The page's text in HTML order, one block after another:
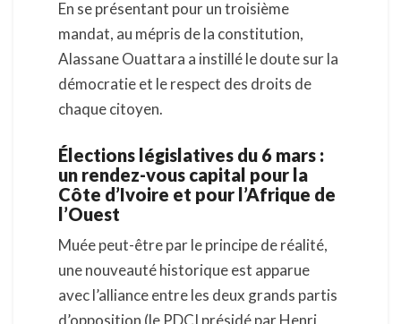
En se présentant pour un troisième
mandat, au mépris de la constitution,
Alassane Ouattara a instillé le doute sur la
démocratie et le respect des droits de
chaque citoyen.
Élections législatives du 6 mars :
un rendez-vous capital pour la
Côte d’Ivoire et pour l’Afrique de
l’Ouest
Muée peut-être par le principe de réalité,
une nouveauté historique est apparue
avec l’alliance entre les deux grands partis
d’opposition (le PDCI présidé par Henri